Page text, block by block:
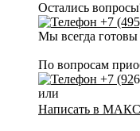
Остались
+7
Мы всегда
По вопросам
+7 (92
или
Написать в